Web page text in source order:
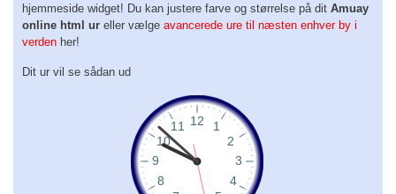
hjemmeside widget! Du kan justere farve og størrelse på dit Amuay
online html ur eller vælge avancerede ure til næsten enhver by i
verden her!
Dit ur vil se sådan ud